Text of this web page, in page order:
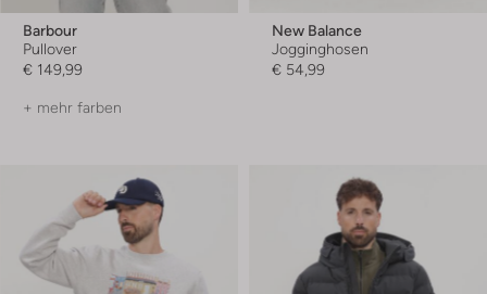
Barbour
Pullover
€ 149,99
+ mehr farben
New Balance
Jogginghosen
€ 54,99